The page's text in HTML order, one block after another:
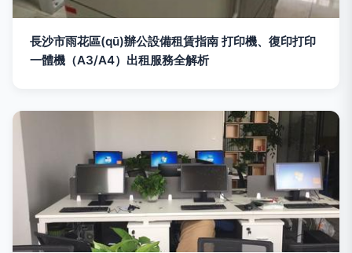
長沙市雨花區(qū)辦公設備租賃指南 打印機、復印打印
一體機（A3/A4）出租服務全解析